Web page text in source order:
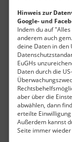
Hinweis zur
Google- und
Indem du auf
anderem auch
deine Daten in den
EuGHs
Daten durch die
aber über die
abwählen, dann
erteilte
Außerdem kannst
Seite immer wieder
Um
hier
Eintritt